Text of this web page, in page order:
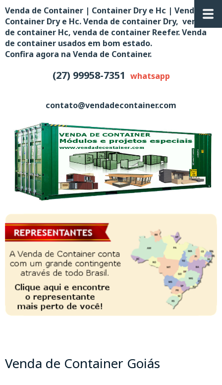
Venda de Container | Container Dry e Hc | Venda de
Container Dry e Hc. Venda de container Dry, venda
de container Hc, venda de container Reefer. Venda
de container usados em bom estado.
Confira agora na Venda de Container.
(27) 99958-7351 whatsapp
contato@vendadecontainer.com
Venda de Container Goiás